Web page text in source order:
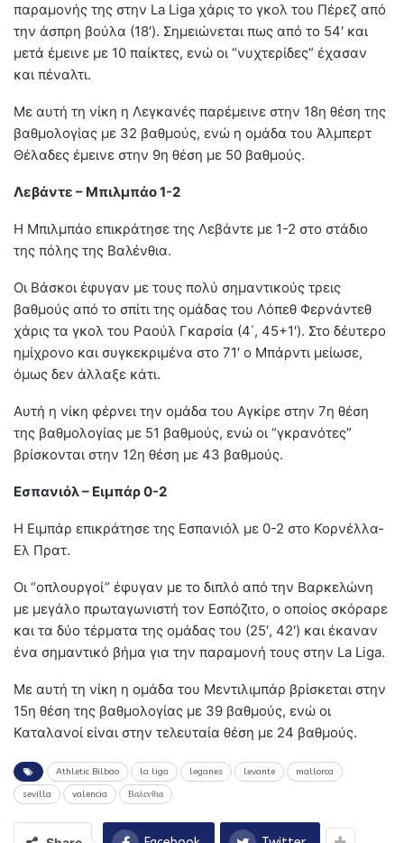
παραμονής της στην La Liga χάρις το γκολ του Πέρεζ από
την άσπρη βούλα (18′). Σημειώνεται πως από το 54′ και
μετά έμεινε με 10 παίκτες, ενώ οι “νυχτερίδες” έχασαν
και πέναλτι.
Με αυτή τη νίκη η Λεγκανές παρέμεινε στην 18η θέση της
βαθμολογίας με 32 βαθμούς, ενώ η ομάδα του Άλμπερτ
Θέλαδες έμεινε στην 9η θέση με 50 βαθμούς.
Λεβάντε – Μπιλμπάο 1-2
Η Μπιλμπάο επικράτησε της Λεβάντε με 1-2 στο στάδιο
της πόλης της Βαλένθια.
Οι Βάσκοι έφυγαν με τους πολύ σημαντικούς τρεις
βαθμούς από το σπίτι της ομάδας του Λόπεθ Φερνάντεθ
χάρις τα γκολ του Ραούλ Γκαρσία (4΄, 45+1′). Στο δέυτερο
ημίχρονο και συγκεκριμένα στο 71′ ο Μπάρντι μείωσε,
όμως δεν άλλαξε κάτι.
Αυτή η νίκη φέρνει την ομάδα του Αγκίρε στην 7η θέση
της βαθμολογίας με 51 βαθμούς, ενώ οι “γκρανότες”
βρίσκονται στην 12η θέση με 43 βαθμούς.
Εσπανιόλ – Ειμπάρ 0-2
Η Ειμπάρ επικράτησε της Εσπανιόλ με 0-2 στο Κορνέλλα-
Ελ Πρατ.
Οι “οπλουργοί” έφυγαν με το διπλό από την Βαρκελώνη
με μεγάλο πρωταγωνιστή τον Εσπόζιτο, ο οποίος σκόραρε
και τα δύο τέρματα της ομάδας του (25′, 42′) και έκαναν
ένα σημαντικό βήμα για την παραμονή τους στην La Liga.
Με αυτή τη νίκη η ομάδα του Μεντιλιμπάρ βρίσκεται στην
15η θέση της βαθμολογίας με 39 βαθμούς, ενώ οι
Καταλανοί είναι στην τελευταία θέση με 24 βαθμούς.
Athletic Bilbao la liga leganes levante mallorca
sevilla valencia Βαλενθια